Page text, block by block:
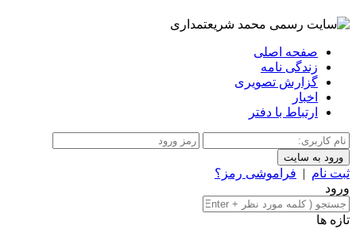
صفحه اصلی
زندگی نامه
گزارش تصویری
اخبار
ارتباط با دفتر
ثبت نام | فراموشی رمز؟
ورود
تازه ها